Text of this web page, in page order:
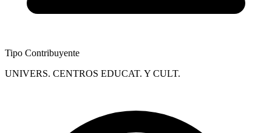
Tipo Contribuyente
UNIVERS. CENTROS EDUCAT. Y CULT.